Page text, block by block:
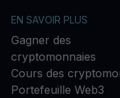
EN SAVOIR PLUS
Gagner des
cryptomonnaies
Cours des
Portefeuille Web3